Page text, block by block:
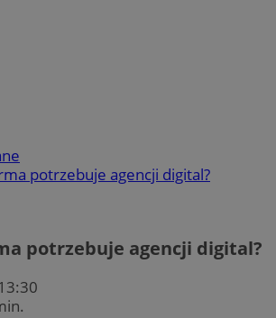
potrzebuje agencji digital?
potrzebuje agencji digital?